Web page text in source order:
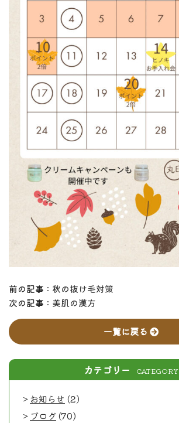
前の記事 : 秋の抜け毛対策
次の記事 : 美肌の漢方
一覧に戻る
カテゴリー CATEGORY
お知らせ (2)
ブログ(70)